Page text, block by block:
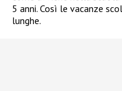
5 anni. Così le vacanze
lunghe.